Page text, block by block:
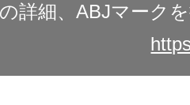
詳細、ABJマーク